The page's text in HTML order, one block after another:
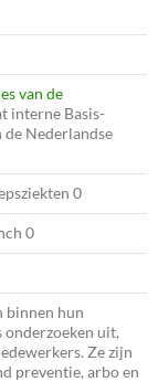
van de
interne Basis-
Nederlandse
0
0
binnen hun
onderzoeken uit,
Ze zijn
preventie, arbo en